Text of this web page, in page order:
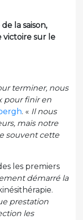
la saison,
victoire sur le
terminer, nous
pour finir en
. « Il nous
mais notre
souvent cette
les premiers
démarré la
prestation
les